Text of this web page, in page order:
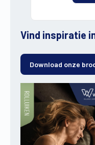
Vind inspiratie
Download onze